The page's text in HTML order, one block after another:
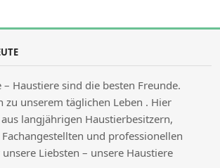
Haustiere sind die besten Freunde.
zu unserem täglichen Leben . Hier
langjährigen Haustierbesitzern,
und professionellen
Liebsten – unsere Haustiere